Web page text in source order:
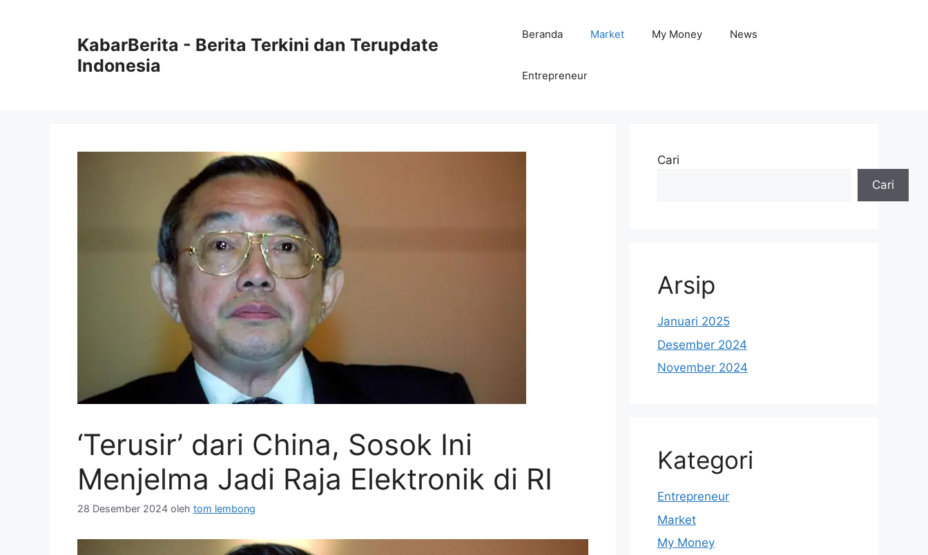
KabarBerita - Berita Terkini dan Terupdate
Indonesia
Beranda Market My Money News
Entrepreneur
‘Terusir’ dari China, Sosok Ini
Menjelma Jadi Raja Elektronik di RI
28 Desember 2024 oleh tom lembong
Cari
Cari
Arsip
Januari 2025
Desember 2024
November 2024
Kategori
Entrepreneur
Market
My Money